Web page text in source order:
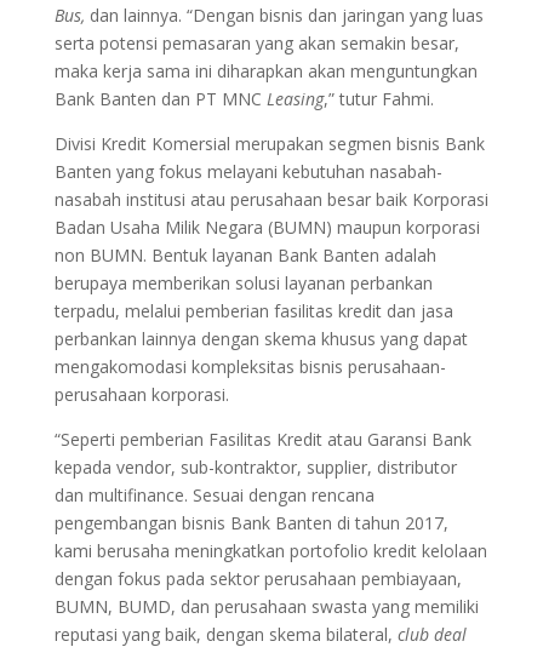
Bus, dan lainnya. “Dengan bisnis dan jaringan yang luas
serta potensi pemasaran yang akan semakin besar,
maka kerja sama ini diharapkan akan menguntungkan
Bank Banten dan PT MNC Leasing,” tutur Fahmi.
Divisi Kredit Komersial merupakan segmen bisnis Bank
Banten yang fokus melayani kebutuhan nasabah-
nasabah institusi atau perusahaan besar baik Korporasi
Badan Usaha Milik Negara (BUMN) maupun korporasi
non BUMN. Bentuk layanan Bank Banten adalah
berupaya memberikan solusi layanan perbankan
terpadu, melalui pemberian fasilitas kredit dan jasa
perbankan lainnya dengan skema khusus yang dapat
mengakomodasi kompleksitas bisnis perusahaan-
perusahaan korporasi.
“Seperti pemberian Fasilitas Kredit atau Garansi Bank
kepada vendor, sub-kontraktor, supplier, distributor
dan multifinance. Sesuai dengan rencana
pengembangan bisnis Bank Banten di tahun 2017,
kami berusaha meningkatkan portofolio kredit kelolaan
dengan fokus pada sektor perusahaan pembiayaan,
BUMN, BUMD, dan perusahaan swasta yang memiliki
reputasi yang baik, dengan skema bilateral, club deal